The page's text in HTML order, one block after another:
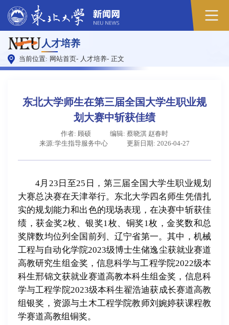
人才培养
当前位置: 网站首页- 人才培养- 正文
东北大学师生在第三届全国大学生职业规
划大赛中斩获佳绩
作者: 顾硕
编辑: 蔡晓淇 赵春时
来源:学生指导服务中心
更新日期: 2026-04-27
4月23日至25日，第三届全国大学生职业规划
大赛总决赛在天津举行。东北大学四名师生凭借扎
实的规划能力和出色的现场表现，在决赛中斩获佳
绩，获金奖2枚、银奖1枚、铜奖1枚，金奖数和总
奖牌数均位列全国前列、辽宁省第一。其中，机械
工程与自动化学院2023级博士生储逸尘获就业赛道
高教研究生组金奖，信息科学与工程学院2022级本
科生邢锦文获就业赛道高教本科生组金奖，信息科
学与工程学院2023级本科生翟浩迪获成长赛道高教
组银奖，资源与土木工程学院教师刘婉婷获课程教
学赛道高教组铜奖。
原